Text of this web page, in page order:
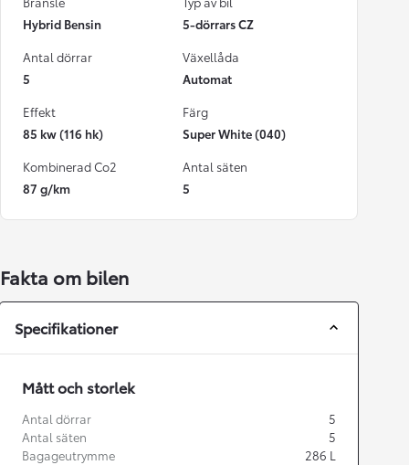
Hybrid Bensin
5-dörrars CZ
Antal dörrar
5
Växellåda
Automat
Effekt
85 kw (116 hk)
Färg
Super White (040)
Kombinerad Co2
87 g/km
Antal säten
5
Fakta om bilen
Specifikationer
Mått och storlek
Antal dörrar
5
Antal säten
5
Bagageutrymme
286 L